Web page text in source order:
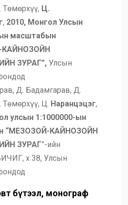
Ц.
, 2010, Монгол Улсын
масштабын
КАЙНОЗОЙН
ЗУРАГ”, Улсын
Д. Бадамгарав, Д.
Ц. Наранцэцэг,
улсын 1:1000000-ын
“МЕЗОЗОЙ-КАЙНОЗОЙН
ЗУРАГ”-ийн
х 38, Улсын
бүтээл, монограф